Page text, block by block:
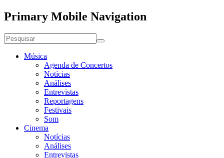
Primary Mobile Navigation
Música
Agenda de Concertos
Notícias
Análises
Entrevistas
Reportagens
Festivais
Som
Cinema
Notícias
Análises
Entrevistas